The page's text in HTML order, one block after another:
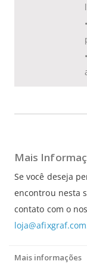
Mais
Se você deseja
encontrou nesta
contato com o
Mais informações